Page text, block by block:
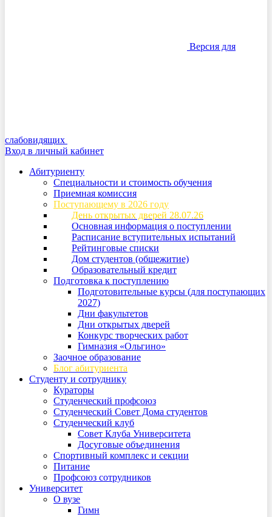
Версия для
слабовидящих
Вход в личный кабинет
Абитуриенту
Специальности и стоимость обучения
Приемная комиссия
Поступающему в 2026 году
День открытых дверей 28.07.26
Основная информация о поступлении
Расписание вступительных испытаний
Рейтинговые списки
Дом студентов (общежитие)
Образовательный кредит
Подготовка к поступлению
Подготовительные курсы (для поступающих
2027)
Дни факультетов
Дни открытых дверей
Конкурс творческих работ
Гимназия «Ольгино»
Заочное образование
Блог абитуриента
Студенту и сотруднику
Кураторы
Студенческий профсоюз
Студенческий Совет Дома студентов
Студенческий клуб
Совет Клуба Университета
Досуговые объединения
Спортивный комплекс и секции
Питание
Профсоюз сотрудников
Университет
О вузе
Гимн